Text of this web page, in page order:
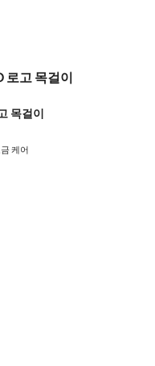
로고 목걸이
목걸이
케어